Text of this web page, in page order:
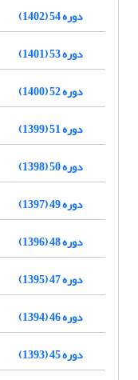
دوره 54 (1402)
دوره 53 (1401)
دوره 52 (1400)
دوره 51 (1399)
دوره 50 (1398)
دوره 49 (1397)
دوره 48 (1396)
دوره 47 (1395)
دوره 46 (1394)
دوره 45 (1393)